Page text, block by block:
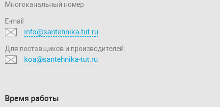
Многоканальный номер
E-mail
info@santehnika-tut.ru
Для поставщиков и производителей:
koa@santehnika-tut.ru
Время работы